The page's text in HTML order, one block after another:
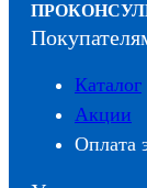
Каталог
Акции
Оплата